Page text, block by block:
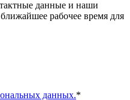
данные и наши
рабочее время для
данных.*